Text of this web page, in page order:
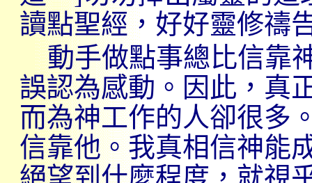
讀點聖經，好好靈修禱
動手做點事總比信靠
誤認為感動。因此，真
而為神工作的人卻很多
信靠他。我真相信神能